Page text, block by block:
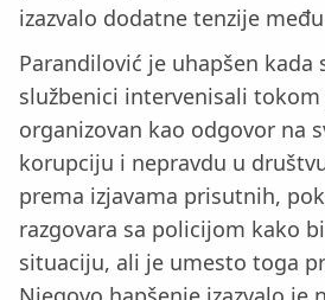
izazvalo dodatne tenzije
Parandilović je uhapšen kada
službenici intervenisali
organizovan kao odgovor na
korupciju i nepravdu u
prema izjavama prisutnih,
razgovara sa policijom kako
situaciju, ali je umesto toga